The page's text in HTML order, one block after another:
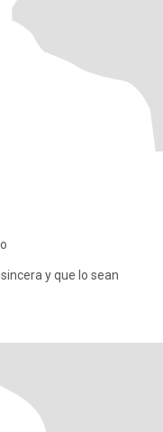
y que lo sean